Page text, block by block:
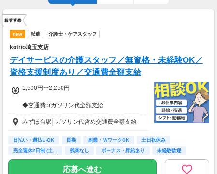
new 派遣 介護士・ケアスタッフ
kotrio埼玉支店
デイサービスの介護スタッフ／無資格・未経験OK／
資格支援制度あり／交通費全額支給
1,500円〜2,250円
◆交通費orガソリン代全額支給
◆各種社会保険完備
◆日払い・週払い制度（各規定有）
急な出費にあんしんの制度です。
スマホからかんたんに申請が出来ます！
みずほ台駅│ガソリン代含め交通費全額支給
日払い・週払いOK 長期 副業・ＷワークOK
土日祝休み
完全週休2日制 (土…
残業なし ボーナス・昇給あり
未経験歓迎
主婦(夫)歓迎
応募へ進む